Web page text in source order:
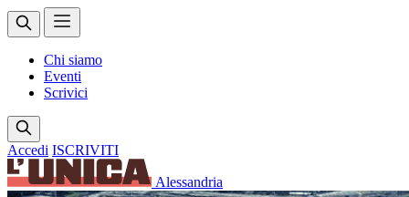
Chi siamo
Eventi
Scrivici
Accedi ISCRIVITI
Alessandria